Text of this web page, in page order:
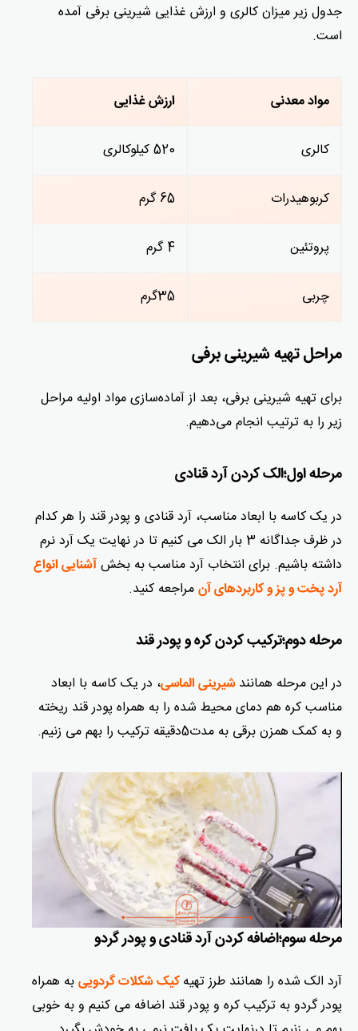
جدول زیر میزان کالری و ارزش غذایی شیرینی برفی آمده
است.
مواد معدنی ارزش غذایی
کالری 520 کیلوکالری
کربوهیدرات 65 گرم
پروتئین 4 گرم
چربی 35گرم
مراحل تهیه شیرینی برفی
برای تهیه شیرینی برفی، بعد از آماده‌سازی مواد اولیه مراحل
زیر را به ترتیب انجام می‌دهیم.
مرحله اول؛الک کردن آرد قنادی
در یک کاسه با ابعاد مناسب، آرد قنادی و پودر قند را هر کدام
در ظرف جداگانه 3 بار الک می کنیم تا در نهایت یک آرد نرم
داشته باشیم. برای انتخاب آرد مناسب به بخش آشنایی انواع
آرد پخت و پز و کاربردهای آن مراجعه کنید.
مرحله دوم؛ترکیب کردن کره و پودر قند
در این مرحله همانند شیرینی الماسی، در یک کاسه با ابعاد
مناسب کره هم دمای محیط شده را به همراه پودر قند ریخته
و به کمک همزن برقی به مدت5دقیقه ترکیب را بهم می زنیم.
مرحله سوم؛اضافه کردن آرد قنادی و پودر گردو
آرد الک شده را همانند طرز تهیه کیک شکلات گردویی به همراه
پودر گردو به ترکیب کره و پودر قند اضافه می کنیم و به خوبی